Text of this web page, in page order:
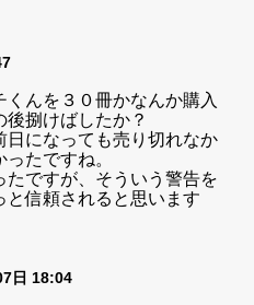
んを３０冊かなんか購入
後捌けばしたか？
日になっても売り切れなか
たですね。
ですが、そういう警告を
と信頼されると思います
日 18:04